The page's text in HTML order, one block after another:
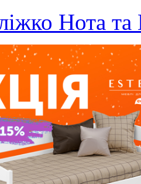
Нота